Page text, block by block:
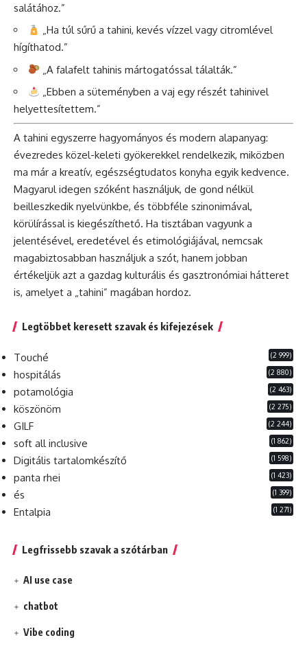
salátához.”
„Ha túl sűrű a tahini, kevés vízzel vagy citromlével
hígíthatod.”
„A falafelt tahinis mártogatóssal tálalták.”
„Ebben a süteményben a vaj egy részét tahinivel
helyettesítettem.”
A tahini egyszerre hagyományos és modern alapanyag:
évezredes közel-keleti gyökerekkel rendelkezik, miközben
ma már a kreatív, egészségtudatos konyha egyik kedvence.
Magyarul idegen szóként használjuk, de gond nélkül
beilleszkedik nyelvünkbe, és többféle szinonimával,
körülírással is kiegészíthető. Ha tisztában vagyunk a
jelentésével, eredetével és etimológiájával, nemcsak
magabiztosabban használjuk a szót, hanem jobban
értékeljük azt a gazdag kulturális és gasztronómiai hátteret
is, amelyet a „tahini” magában hordoz.
Legtöbbet keresett szavak és kifejezések
Touché (2 999)
hospitálás (2 880)
potamológia (2 463)
köszönöm (2 275)
GILF (2 244)
soft all inclusive (1 862)
Digitális tartalomkészítő (1 598)
panta rhei (1 423)
és (1 399)
Entalpia (1 271)
Legfrissebb szavak a szótárban
AI use case
chatbot
Vibe coding